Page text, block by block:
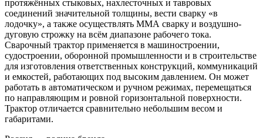
протяжённых стыковых, нахлесточных и тавровых
соединений значительной толщины, вести сварку «в
лодочку», а также осуществлять ММА сварку и воздушно-
дуговую строжку на всём диапазоне рабочего тока.
Сварочный трактор применяется в машиностроении,
судостроении, оборонной промышленности и в строительстве
для изготовления ответственных конструкций, коммуникаций
и емкостей, работающих под высоким давлением. Он может
работать в автоматическом и ручном режимах, перемещаться
по направляющим и ровной горизонтальной поверхности.
Трактор отличается сравнительно небольшим весом и
габаритами.